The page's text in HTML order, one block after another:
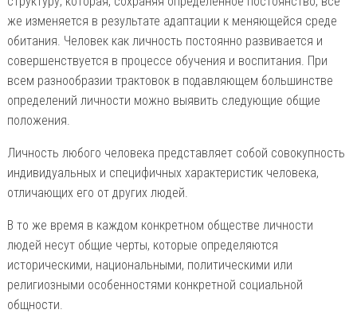
же изменяется в результате адаптации к меняющейся среде
обитания. Человек как личность постоянно развивается и
совершенствуется в процессе обучения и воспитания. При
всем разнообразии трактовок в подавляющем большинстве
определений личности можно выявить следующие общие
положения.
Личность любого человека представляет собой совокупность
индивидуальных и специфичных характеристик человека,
отличающих его от других людей.
В то же время в каждом конкретном обществе личности
людей несут общие черты, которые определяются
историческими, национальными, политическими или
религиозными особенностями конкретной социальной
общности.